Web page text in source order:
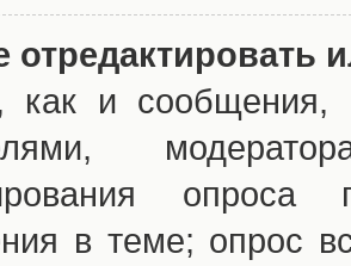
отредактировать
как и сообщения,
опроса
в теме; опрос